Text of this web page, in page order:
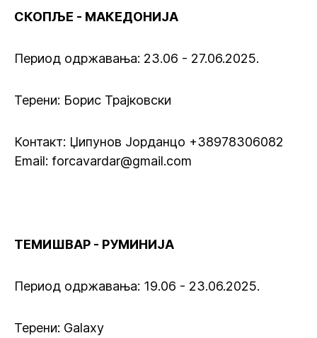
СКОПЉЕ - МАКЕДОНИЈА
Период одржавања: 23.06 - 27.06.2025.
Терени: Борис Трајковски
Контакт: Џипунов Јорданцо +38978306082
Email: forcavardar@gmail.com
ТЕМИШВАР - РУМИНИЈА
Период одржавања: 19.06 - 23.06.2025.
Терени: Galaxy